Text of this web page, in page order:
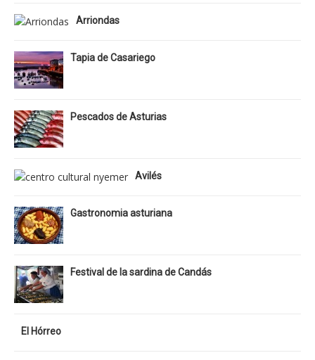
Arriondas
Tapia de Casariego
Pescados de Asturias
Avilés
Gastronomia asturiana
Festival de la sardina de Candás
El Hórreo